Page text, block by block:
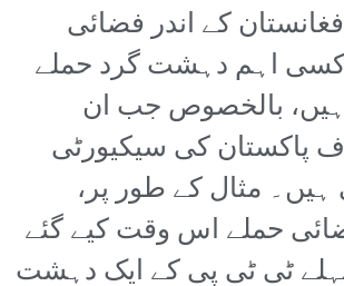
کے اندر فضائی
کسی اہم دہشت گرد حملے
ہیں، بالخصوص جب ان
پاکستان کی سیکیورٹی
مثال کے طور پر،
حملے اس وقت کیے گئے
ٹی ٹی پی کے ایک دہشت